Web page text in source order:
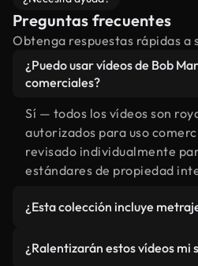
Preguntas frecuentes
Obtenga respuestas rápidas a
¿Puedo usar vídeos de Bob
comerciales?
Sí — todos los vídeos son
autorizados para uso
revisado individualmente
estándares de propiedad
¿Esta colección incluye
relacionado con Bob Marley
¿Ralentizarán estos vídeos mi